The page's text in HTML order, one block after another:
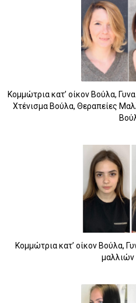
Κομμώτρια κατ’ οίκον Βούλα,
Χτένισμα Βούλα, Θεραπείες
Κομμώτρια κατ’ οίκον Βούλα,